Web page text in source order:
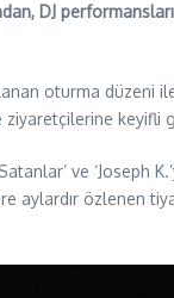
DJ
oturma düzeni ile
keyifli
ve ‘Joseph
aylardır özlenen